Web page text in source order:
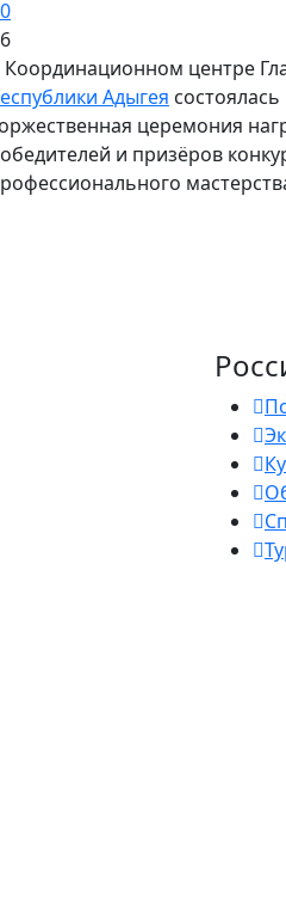
0
6
Координационном центре
Адыгея состоялась
церемония
и призёров